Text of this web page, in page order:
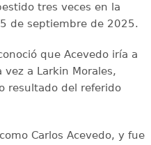
tres veces en la
de septiembre de 2025.
que Acevedo iría a
a Larkin Morales,
resultado del referido
Carlos Acevedo, y fue